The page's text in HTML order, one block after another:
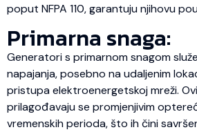
poput NFPA 110, garantuju njihovu
Primarna snaga:
Generatori s primarnom snagom
napajanja, posebno na udaljenim
pristupa elektroenergetskoj mreži.
prilagođavaju se promjenjivim
vremenskih perioda, što ih čini